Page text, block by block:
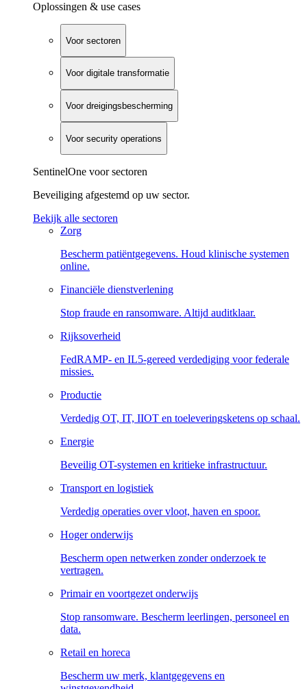
Oplossingen & use cases
Voor sectoren
Voor digitale transformatie
Voor dreigingsbescherming
Voor security operations
SentinelOne voor sectoren
Beveiliging afgestemd op uw sector.
Bekijk alle sectoren
Zorg
Bescherm patiëntgegevens. Houd klinische systemen
online.
Financiële dienstverlening
Stop fraude en ransomware. Altijd auditklaar.
Rijksoverheid
FedRAMP- en IL5-gereed verdediging voor federale
missies.
Productie
Verdedig OT, IT, IIOT en toeleveringsketens op schaal.
Energie
Beveilig OT-systemen en kritieke infrastructuur.
Transport en logistiek
Verdedig operaties over vloot, haven en spoor.
Hoger onderwijs
Bescherm open netwerken zonder onderzoek te
vertragen.
Primair en voortgezet onderwijs
Stop ransomware. Bescherm leerlingen, personeel en
data.
Retail en horeca
Bescherm uw merk, klantgegevens en